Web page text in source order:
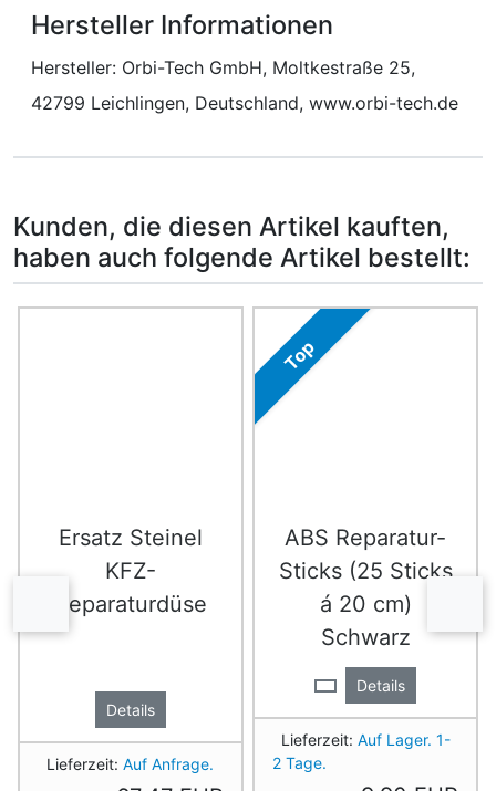
Hersteller Informationen
Hersteller: Orbi-Tech GmbH, Moltkestraße 25,
42799 Leichlingen, Deutschland, www.orbi-tech.de
Kunden, die diesen Artikel kauften,
haben auch folgende Artikel bestellt:
Es folgt ein Produktslider - navigieren Sie mit der Tab-
zurück
Ersatz Steinel
KFZ-
Reparaturdüse
Details
Lieferzeit: Auf Anfrage.
Top
ABS Reparatur-
Sticks (25 Sticks
á 20 cm)
Schwarz
Details
Lieferzeit: Auf Lager. 1-
2 Tage.